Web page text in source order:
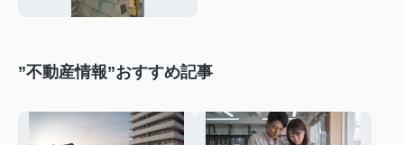
”不動産情報”おすすめ記事